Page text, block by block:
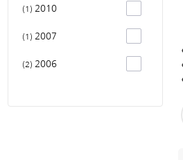
2010
1
2007
1
2006
2